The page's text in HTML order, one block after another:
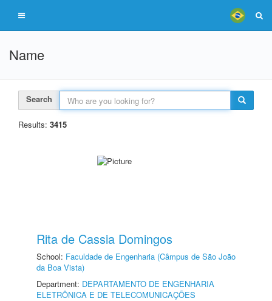
Name
Search
Results: 3415
Rita de Cassia Domingos
School: Faculdade de Engenharia (Câmpus de São João
da Boa Vista)
Department: DEPARTAMENTO DE ENGENHARIA
ELETRÔNICA E DE TELECOMUNICAÇÕES